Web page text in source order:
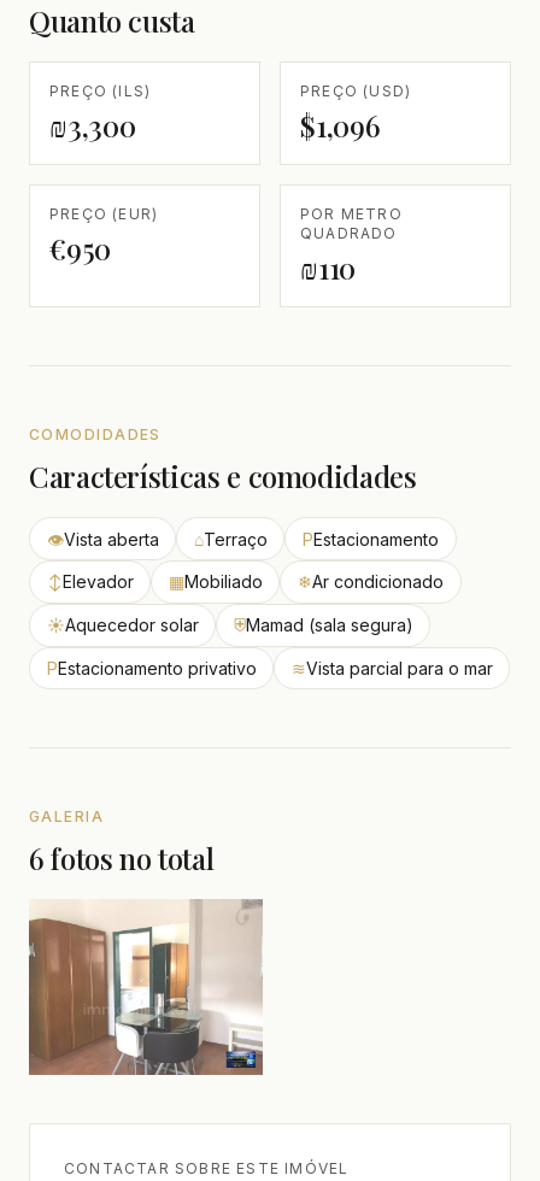
Quanto custa
PREÇO (ILS)
₪3,300
PREÇO (USD)
$1,096
PREÇO (EUR)
€950
POR METRO
QUADRADO
₪110
COMODIDADES
Características e comodidades
👁Vista aberta ⌂Terraço PEstacionamento
↕ Elevador ▦Mobiliado ❄Ar condicionado
☀Aquecedor solar ⛨Mamad (sala segura)
PEstacionamento privativo ≋Vista parcial para o mar
GALERIA
6 fotos no total
CONTACTAR SOBRE ESTE IMÓVEL